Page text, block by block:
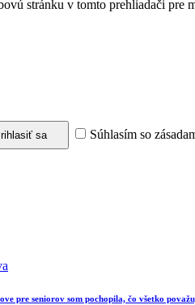
stránku v tomto prehliadači pre
Súhlasím so
pre seniorov som pochopila, čo všetko